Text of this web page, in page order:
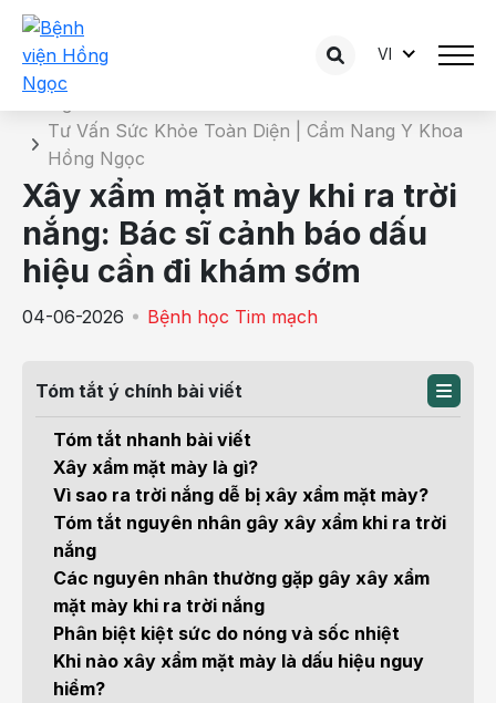
VI
Chi tiết bài tư vấn
Tư Vấn Sức Khỏe Toàn Diện | Cẩm Nang Y Khoa
Hồng Ngọc
Xây xẩm mặt mày khi ra trời
nắng: Bác sĩ cảnh báo dấu
hiệu cần đi khám sớm
04-06-2026 Bệnh học Tim mạch
Tóm tắt ý chính bài viết
Tóm tắt nhanh bài viết
Xây xẩm mặt mày là gì?
Vì sao ra trời nắng dễ bị xây xẩm mặt mày?
Tóm tắt nguyên nhân gây xây xẩm khi ra trời
nắng
Các nguyên nhân thường gặp gây xây xẩm
mặt mày khi ra trời nắng
Phân biệt kiệt sức do nóng và sốc nhiệt
Khi nào xây xẩm mặt mày là dấu hiệu nguy
hiểm?